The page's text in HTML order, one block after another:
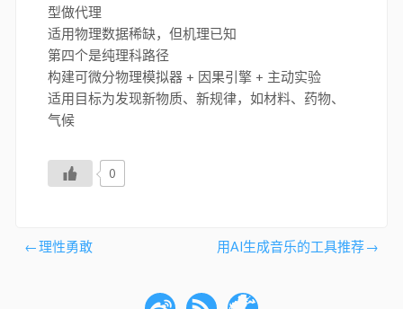
型做代理
适用物理数据稀缺，但机理已知
第四个是纯理科路径
构建可微分物理模拟器 + 因果引擎 + 主动实验
适用目标为发现新物质、新规律，如材料、药物、
气候
0
文理性勇敢 用AI生成音乐的工具推荐